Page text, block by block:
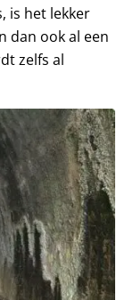
is het lekker
dan ook al een
zelfs al